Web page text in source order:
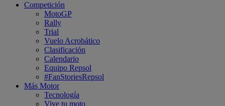
Competición
MotoGP
Rally
Trial
Vuelo Acrobático
Clasificación
Calendario
Equipo Repsol
#FanStoriesRepsol
Más Motor
Tecnología
Vive tu moto